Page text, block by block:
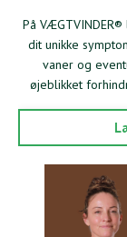
På
dit unikke
vaner og
øjeblikket